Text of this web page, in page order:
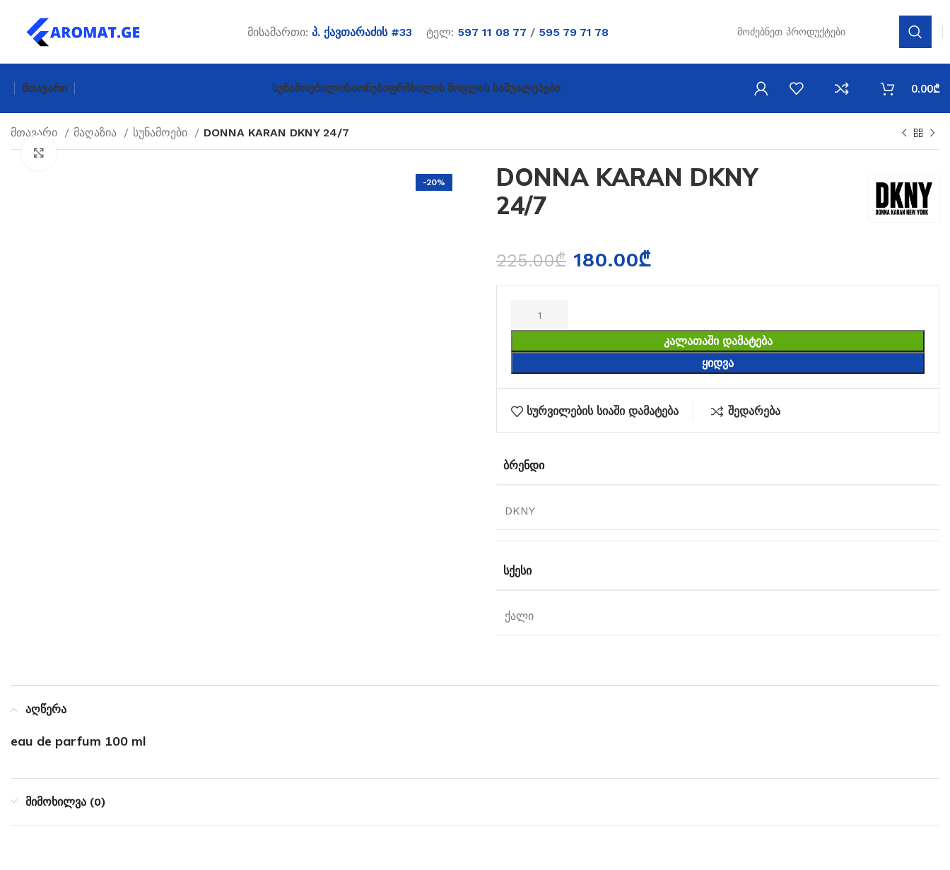
მისამართი: პ. ქავთარაძის #33 ტელ: 597 11 08 77 / 595 79 71 78
Მთავარი ᲡუნამოებიᲚოსიონებიᲤრჩხილის Მოვლის Საშუალებები 0.00₾
მთავარი მაღაზია სუნამოები DONNA KARAN DKNY 24/7
-20%
Click to enlarge
DONNA KARAN DKNY
24/7
225.00₾ 180.00₾
ᲙᲐᲚᲐᲗᲐᲨᲘ ᲓᲐᲛᲐᲢᲔᲑᲐ
ᲧᲘᲓᲕᲐ
სურვილების სიაში დამატება შედარება
ᲑᲠᲔᲜᲓᲘ
DKNY
ᲡᲥᲔᲡᲘ
ქალი
აღწერა
eau de parfum 100 ml
მიმოხილვა (0)